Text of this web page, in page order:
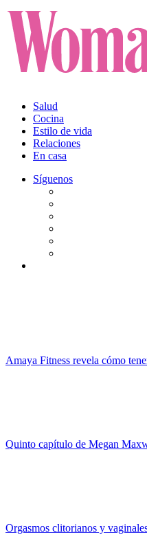
Salud
Cocina
Estilo de vida
Relaciones
En casa
Síguenos
Amaya Fitness revela cómo
Quinto capítulo de Megan
Orgasmos clitorianos y